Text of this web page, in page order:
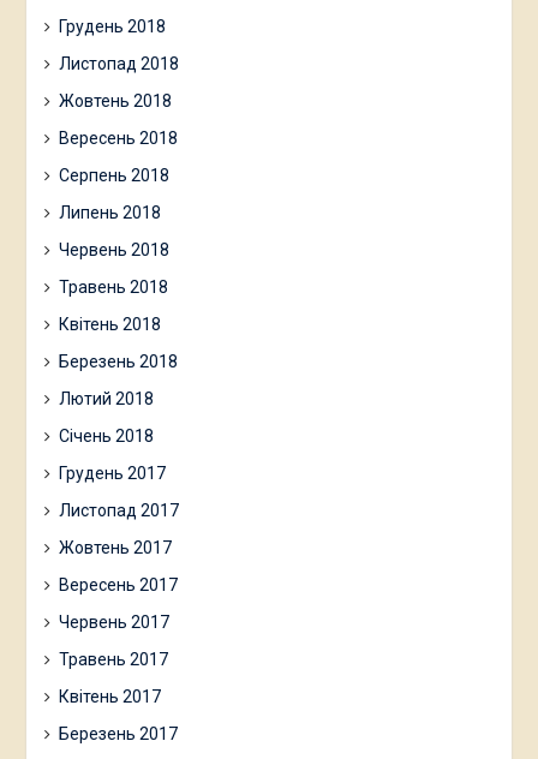
Грудень 2018
Листопад 2018
Жовтень 2018
Вересень 2018
Серпень 2018
Липень 2018
Червень 2018
Травень 2018
Квітень 2018
Березень 2018
Лютий 2018
Січень 2018
Грудень 2017
Листопад 2017
Жовтень 2017
Вересень 2017
Червень 2017
Травень 2017
Квітень 2017
Березень 2017